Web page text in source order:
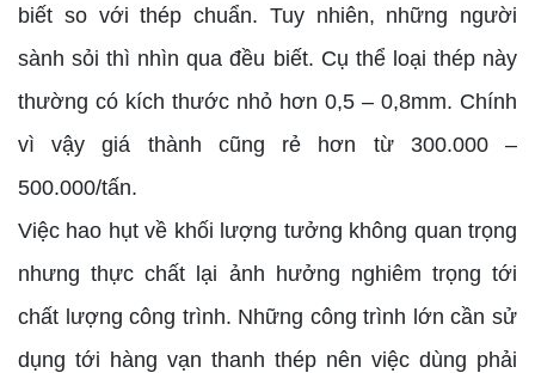
biết so với thép chuẩn. Tuy nhiên, những người
sành sỏi thì nhìn qua đều biết. Cụ thể loại thép này
thường có kích thước nhỏ hơn 0,5 – 0,8mm. Chính
vì vậy giá thành cũng rẻ hơn từ 300.000 –
500.000/tấn.
Việc hao hụt về khối lượng tưởng không quan trọng
nhưng thực chất lại ảnh hưởng nghiêm trọng tới
chất lượng công trình. Những công trình lớn cần sử
dụng tới hàng vạn thanh thép nên việc dùng phải